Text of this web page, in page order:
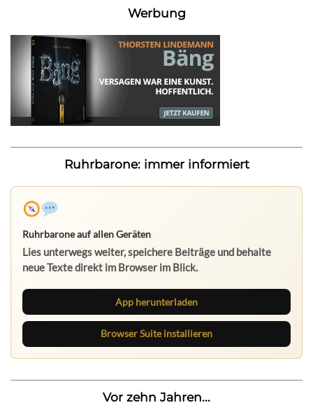
Werbung
Ruhrbarone: immer informiert
Ruhrbarone auf allen Geräten
Lies unterwegs weiter, speichere Beiträge und behalte
neue Texte direkt im Browser im Blick.
App herunterladen
Browser Suite installieren
Vor zehn Jahren...